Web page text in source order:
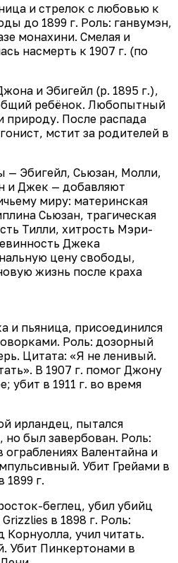
и стрелок с любовью к
до 1899 г. Роль: ганвумэн,
монахини. Смелая и
насмерть к 1907 г. (по
и Эбигейл (р. 1895 г.),
ребёнок. Любопытный
природу. После распада
мстит за родителей в
Эбигейл, Сьюзан, Молли,
и Джек — добавляют
миру: материнская
Сьюзан, трагическая
Тилли, хитрость Мэри-
Джека
цену свободы,
жизнь после краха
и пьяница, присоединился
Роль: дозорный
Цитата: «Я не ленивый.
В 1907 г. помог Джону
убит в 1911 г. во время
ирландец, пытался
но был завербован. Роль:
ограблениях Валентайна и
Убит Грейами в
1899 г.
беглец, убил убийц
в 1898 г. Роль:
Корнуолла, учил читать.
Убит Пинкертонами в